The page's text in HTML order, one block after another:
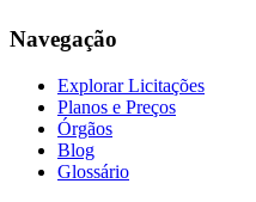
Navegação
Explorar Licitações
Planos e Preços
Órgãos
Blog
Glossário